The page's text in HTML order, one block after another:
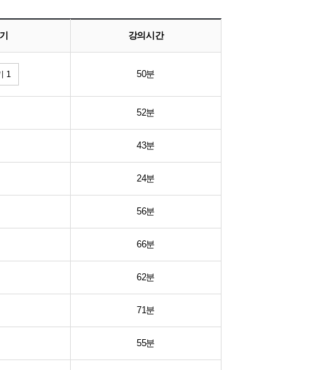
강의시간
1 50분
52분
43분
24분
56분
66분
62분
71분
55분